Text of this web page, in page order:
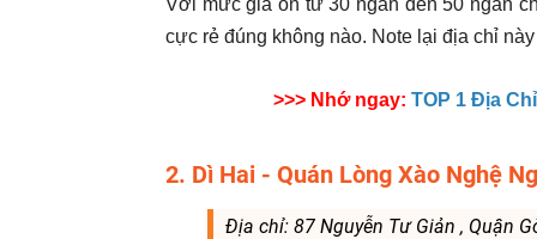
Với mức giá ổn từ 30 ngàn đến 50 ngàn
cực rẻ đúng không nào. Note lại địa chỉ
>>> Nhớ ngay: TOP 1 Địa
2. Dì Hai - Quán Lòng Xào Nghệ
Địa chỉ: 87 Nguyễn Tư Giản , Quận